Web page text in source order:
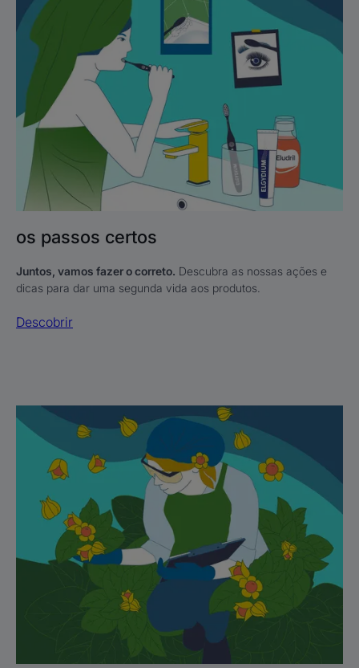
passos
certos
os passos certos
Juntos, vamos fazer o correto. Descubra as nossas ações e
dicas para dar uma segunda vida aos produtos.
Descobrir
Descobrir
Compra
responsável